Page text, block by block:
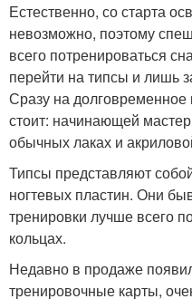
Естественно, со старта
невозможно, поэтому
всего потренироваться
перейти на типсы и лишь
Сразу на долговременное
стоит: начинающей
обычных лаках и
Типсы представляют
ногтевых пластин. Они
тренировки лучше всего
кольцах.
Недавно в продаже
тренировочные карты,